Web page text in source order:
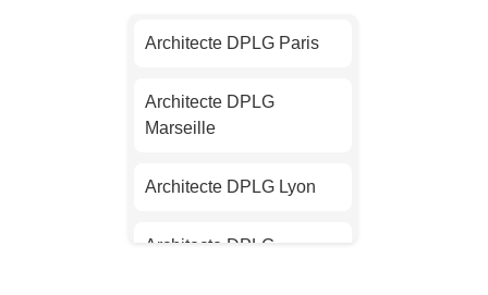
Architecte DPLG Paris
Architecte DPLG
Marseille
Architecte DPLG Lyon
Architecte DPLG